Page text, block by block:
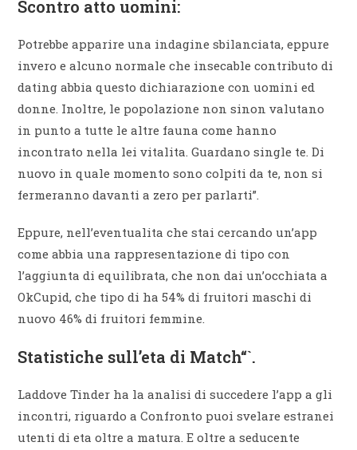
Scontro atto uomini:
Potrebbe apparire una indagine sbilanciata, eppure
invero e alcuno normale che insecable contributo di
dating abbia questo dichiarazione con uomini ed
donne. Inoltre, le popolazione non sinon valutano
in punto a tutte le altre fauna come hanno
incontrato nella lei vitalita. Guardano single te. Di
nuovo in quale momento sono colpiti da te, non si
fermeranno davanti a zero per parlarti”.
Eppure, nell’eventualita che stai cercando un’app
come abbia una rappresentazione di tipo con
l’aggiunta di equilibrata, che non dai un’occhiata a
OkCupid, che tipo di ha 54% di fruitori maschi di
nuovo 46% di fruitori femmine.
Statistiche sull’eta di Match“`.
Laddove Tinder ha la analisi di succedere l’app a gli
incontri, riguardo a Confronto puoi svelare estranei
utenti di eta oltre a matura. E oltre a seducente